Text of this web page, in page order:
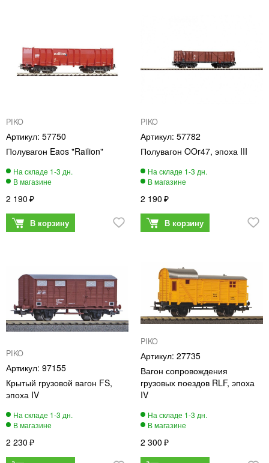
PIKO
57750
Полувагон Eaos "Railion"
2 190
PIKO
57782
Полувагон OOr47, эпоха III
2 190
PIKO
97155
Крытый грузовой вагон FS,
эпоха IV
2 230
PIKO
27735
Вагон сопровождения
грузовых поездов RLF, эпоха
IV
2 300